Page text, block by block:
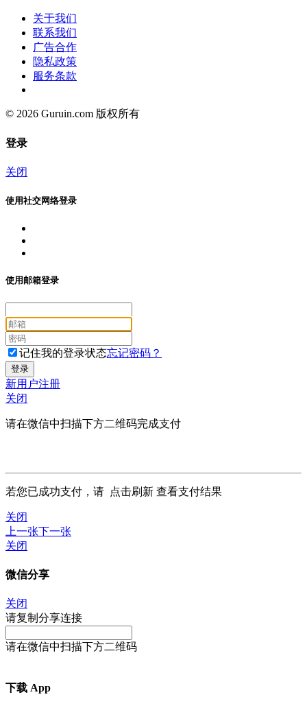
关于我们
联系我们
广告合作
隐私政策
服务条款
© 2026 Guruin.com 版权所有
登录
关闭
使用社交网络登录
使用邮箱登录
记住我的登录状态忘记密码？
新用户注册
关闭
请在微信中扫描下方二维码完成支付
若您已成功支付，请 点击刷新 查看支付结果
关闭
上一张下一张
关闭
微信分享
关闭
请复制分享连接
请在微信中扫描下方二维码
下载 App